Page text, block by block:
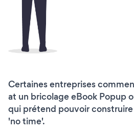
Certaines entreprises
at un bricolage eBook Popup
qui prétend pouvoir
'no time'.